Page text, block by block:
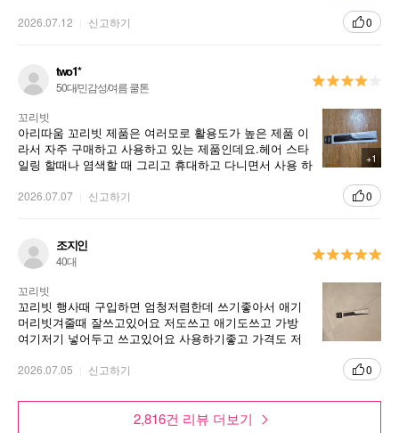
어도걱정없고 제마음에 쏙드네요. 다음에도또 필요할것
2026.07.12 신고하기 0
two1*
50대/민감성/여름 쿨톤
+1
꼬리빗
아리따움 꼬리빗 제품은 여러모로 활용도가 높은 제품 이
라서 자주 구매하고 사용하고 있는 제품인데요.헤어 스타
일링 할때나 염색할 때 그리고 휴대하고 다니면서 사용 하
2026.07.07 신고하기 0
조지인
40대
꼬리빗
꼬리빗 행사때 구입하면 엄청저렴한데 쓰기좋아서 애기
머리빗겨줄때 잘쓰고있어요 저도쓰고 애기도쓰고 가방
여기저기 넣어두고 쓰고있어요 사용하기좋고 가격도 저
2026.07.05 신고하기 0
2,816건 리뷰 더보기